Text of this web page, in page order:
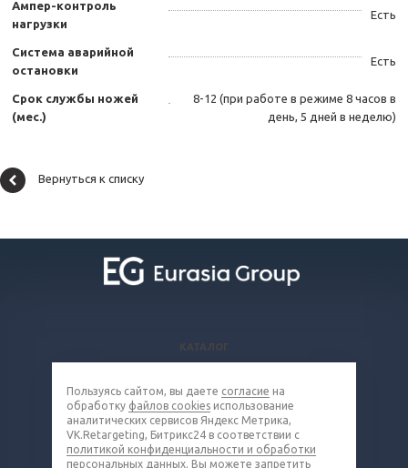
Ампер-контроль
нагрузки
Есть
Система аварийной
остановки
Есть
Срок службы ножей
(мес.)
8-12 (при работе в режиме 8 часов в
день, 5 дней в неделю)
Вернуться к списку
КАТАЛОГ
КОМПАНИЯ
КОНТАКТЫ
8 (800) 100-66-83
Пользуясь сайтом, вы даете согласие на
обработку файлов cookies использование
аналитических сервисов Яндекс Метрика,
VK.Retargeting, Битрикс24 в соответствии с
политикой конфиденциальности и обработки
персональных данных. Вы можете запретить